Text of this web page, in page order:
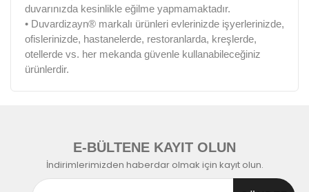
duvarınızda kesinlikle eğilme yapmamaktadır.
• Duvardizayn® markalı ürünleri evlerinizde işyerlerinizde,
ofislerinizde, hastanelerde, restoranlarda, kreşlerde,
otellerde vs. her mekanda güvenle kullanabileceğiniz
ürünlerdir.
E-BÜLTENE KAYIT OLUN
İndirimlerimizden haberdar olmak için kayıt olun.